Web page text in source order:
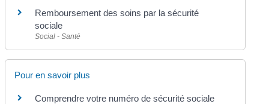
Remboursement des soins par la sécurité
sociale
Social - Santé
Pour en savoir plus
Comprendre votre numéro de sécurité sociale